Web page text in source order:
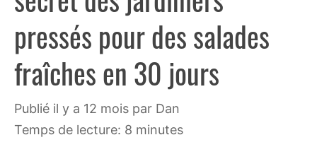
pressés pour des salades
fraîches en 30 jours
publié il y a 12 mois par Dan
Temps de lecture: 8 minutes